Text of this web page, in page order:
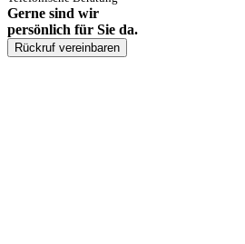
Gerne sind wir
persönlich für Sie da.